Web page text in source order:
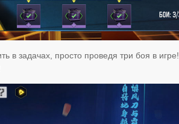
в задачах, просто проведя три боя в игре!